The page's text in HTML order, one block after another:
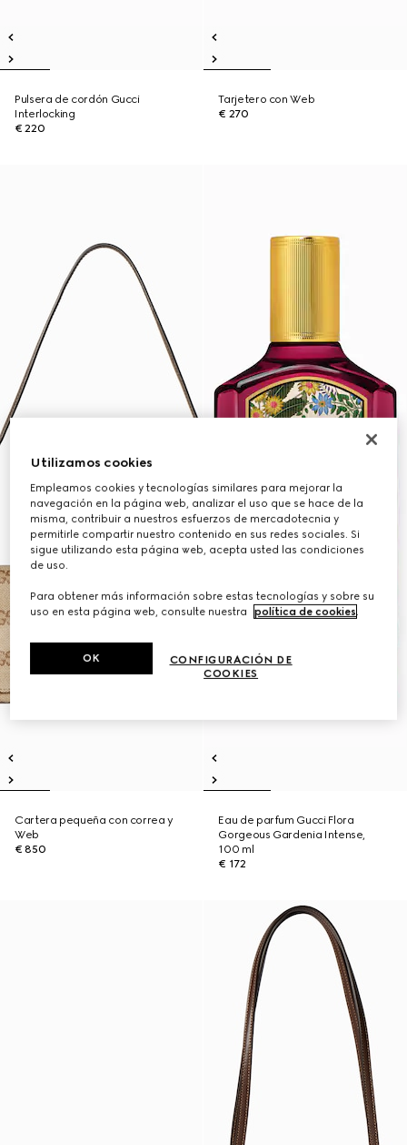
Pulsera de cordón Gucci
Interlocking
€ 220
Tarjetero con Web
€ 270
Cartera pequeña con correa y
Web
€ 850
Eau de parfum Gucci Flora
Gorgeous Gardenia Intense,
100 ml
€ 172
Utilizamos cookies
Empleamos cookies y tecnologías similares para mejorar la
navegación en la página web, analizar el uso que se hace de la
misma, contribuir a nuestros esfuerzos de mercadotecnia y
permitirle compartir nuestro contenido en sus redes sociales. Si
sigue utilizando esta página web, acepta usted las condiciones
de uso.
Para obtener más información sobre estas tecnologías y sobre su
uso en esta página web, consulte nuestra
política de cookies.
CONFIGURACIÓN DE
COOKIES
OK